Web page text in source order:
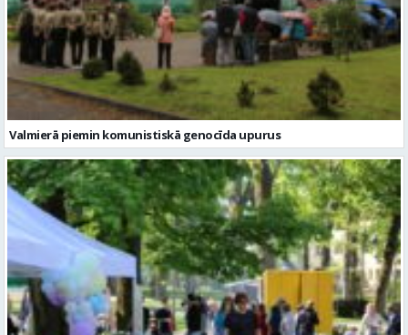
Valmierā piemin komunistiskā genocīda upurus